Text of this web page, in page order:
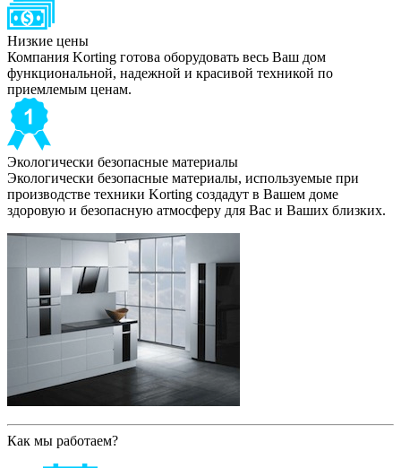
Низкие цены
Компания Korting готова оборудовать весь Ваш дом
функциональной, надежной и красивой техникой по
приемлемым ценам.
Экологически безопасные материалы
Экологически безопасные материалы, используемые при
производстве техники Korting создадут в Вашем доме
здоровую и безопасную атмосферу для Вас и Ваших близких.
Как мы работаем?